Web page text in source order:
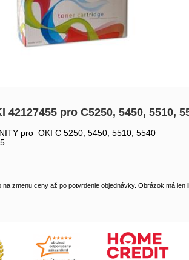
42127455 pro C5250, 5450, 5510,
pro OKI C 5250, 5450, 5510, 5540
zmenu ceny až po potvrdenie objednávky. Obrázok má len